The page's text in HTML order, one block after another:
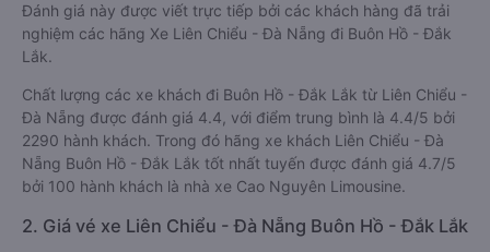
Đánh giá này được viết trực tiếp bởi các khách hàng đã trải
nghiệm các hãng Xe Liên Chiểu - Đà Nẵng đi Buôn Hồ - Đắk
Lắk.
Chất lượng các xe khách đi Buôn Hồ - Đắk Lắk từ Liên Chiểu -
Đà Nẵng được đánh giá 4.4, với điểm trung bình là 4.4/5 bởi
2290 hành khách. Trong đó hãng xe khách Liên Chiểu - Đà
Nẵng Buôn Hồ - Đắk Lắk tốt nhất tuyến được đánh giá 4.7/5
bởi 100 hành khách là nhà xe Cao Nguyên Limousine.
2. Giá vé xe Liên Chiểu - Đà Nẵng Buôn Hồ - Đắk Lắk